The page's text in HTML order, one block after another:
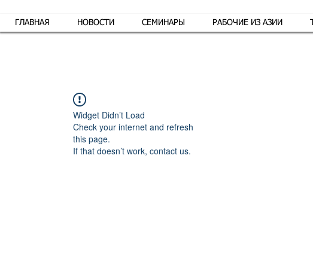
ГЛАВНАЯ НОВОСТИ СЕМИНАРЫ РАБОЧИЕ ИЗ АЗИИ
Widget Didn’t Load
Check your internet and refresh
this page.
If that doesn’t work, contact us.